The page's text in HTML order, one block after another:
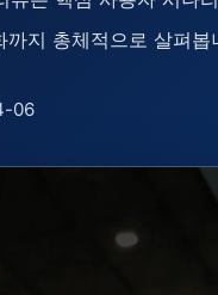
지 총체적으로 살펴봅
06